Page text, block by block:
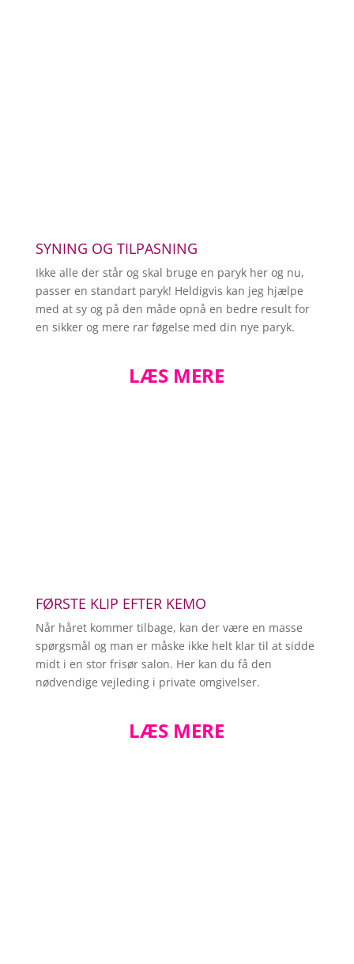
SYNING OG TILPASNING
Ikke alle der står og skal bruge en paryk her og nu,
passer en standart paryk! Heldigvis kan jeg hjælpe
med at sy og på den måde opnå en bedre result for
en sikker og mere rar føgelse med din nye paryk.
LÆS MERE
FØRSTE KLIP EFTER KEMO
Når håret kommer tilbage, kan der være en masse
spørgsmål og man er måske ikke helt klar til at sidde
midt i en stor frisør salon. Her kan du få den
nødvendige vejleding i private omgivelser.
LÆS MERE